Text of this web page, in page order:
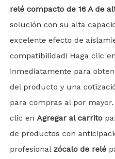
relé compacto de 16 A de
solución con su alta
excelente efecto de
compatibilidad! Haga clic
inmediatamente para
del producto y una
para compras al por
clic en Agregar al carrito
de productos con
profesional zócalo de relé